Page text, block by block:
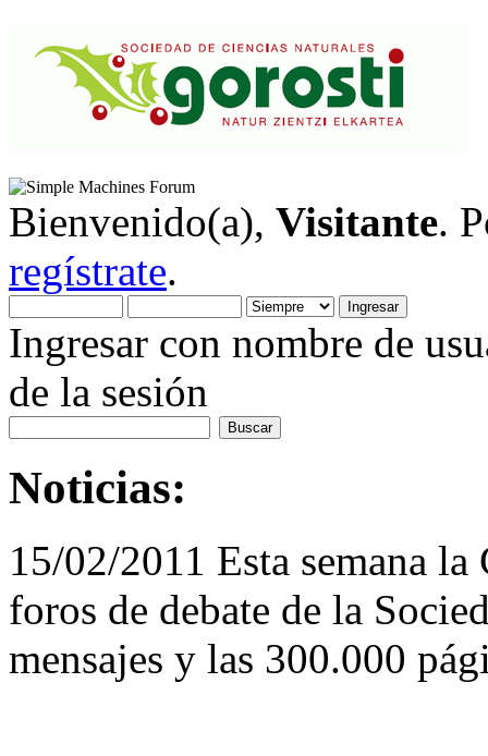
Bienvenido(a), Visitante.
regístrate.
Ingresar con nombre de
de la sesión
Noticias:
15/02/2011 Esta semana
foros de debate de la
mensajes y las 300.000